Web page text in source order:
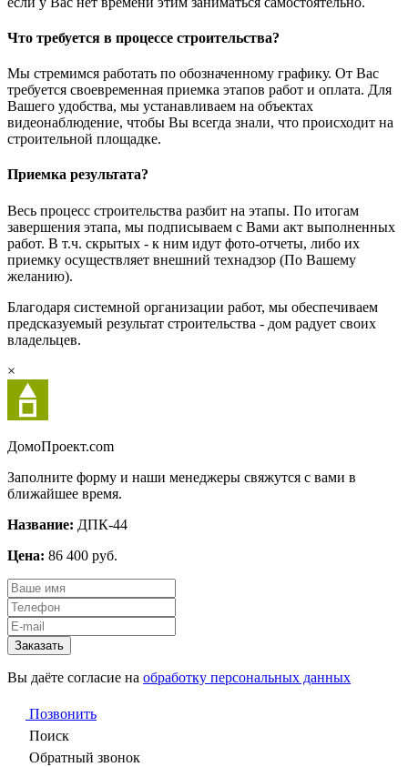
Что требуется в процессе строительства?
Мы стремимся работать по обозначенному графику. От Вас
требуется своевременная приемка этапов работ и оплата. Для
Вашего удобства, мы устанавливаем на объектах
видеонаблюдение, чтобы Вы всегда знали, что происходит на
строительной площадке.
Приемка результата?
Весь процесс строительства разбит на этапы. По итогам
завершения этапа, мы подписываем с Вами акт выполненных
работ. В т.ч. скрытых - к ним идут фото-отчеты, либо их
приемку осуществляет внешний технадзор (По Вашему
желанию).
Благодаря системной организации работ, мы обеспечиваем
предсказуемый результат строительства - дом радует своих
владельцев.
×
ДомоПроект.com
Заполните форму и наши менеджеры свяжутся с вами в
ближайшее время.
Название: ДПК-44
Цена: 86 400 руб.
Заказать
Вы даёте согласие на обработку персональных данных
Позвонить
Поиск
Обратный звонок